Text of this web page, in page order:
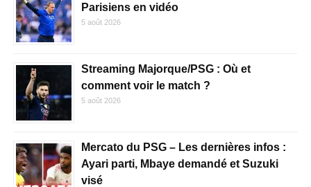
Parisiens en vidéo
5 août 2026
Streaming Majorque/PSG : Où et
comment voir le match ?
5 août 2026
Mercato du PSG – Les dernières infos :
Ayari parti, Mbaye demandé et Suzuki
visé